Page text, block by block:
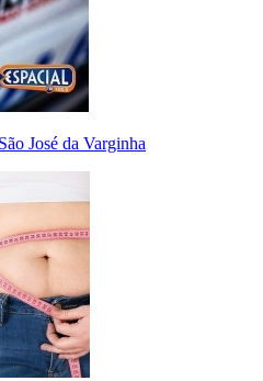
José da Varginha